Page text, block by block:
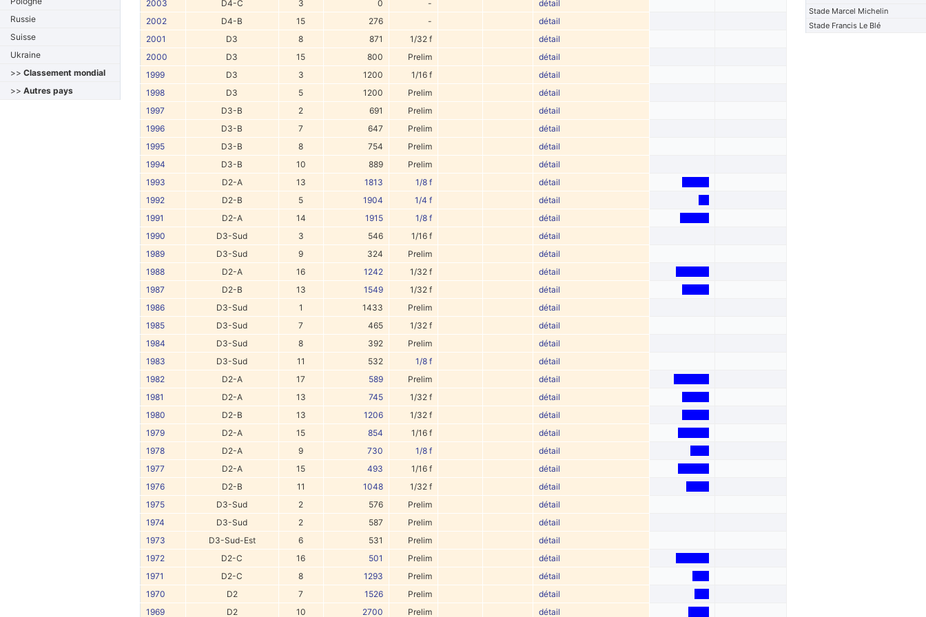
Russie
Suisse
Ukraine
>> Classement mondial
>> Autres pays
2003 D4-C 3 0 -
détail
2002
D4-B 15 276 -
détail
2001
D3 8 871 1/32 f
détail
2000
D3 15 800 Prelim
détail
1999
D3 3 1200 1/16 f
détail
1998
D3 5 1200 Prelim
détail
1997
D3-B 2 691 Prelim
détail
1996
D3-B 7 647 Prelim
détail
1995
D3-B 8 754 Prelim
détail
1994
D3-B 10 889 Prelim
détail
1993
D2-A 13 1813 1/8 f
détail
1992
D2-B 5 1904 1/4 f
détail
1991
D2-A 14 1915 1/8 f
détail
1990
D3-Sud 3 546 1/16 f
détail
1989
D3-Sud 9 324 Prelim
détail
1988
D2-A 16 1242 1/32 f
détail
1987
D2-B 13 1549 1/32 f
détail
1986
D3-Sud 1 1433 Prelim
détail
1985
D3-Sud 7 465 1/32 f
détail
1984
D3-Sud 8 392 Prelim
détail
1983
D3-Sud 11 532 1/8 f
détail
1982
D2-A 17 589 Prelim
détail
1981
D2-A 13 745 1/32 f
détail
1980
D2-B 13 1206 1/32 f
détail
1979
D2-A 15 854 1/16 f
détail
1978
D2-A 9 730 1/8 f
détail
1977
D2-A 15 493 1/16 f
détail
1976
D2-B 11 1048 1/32 f
détail
1975
D3-Sud 2 576 Prelim
détail
1974
D3-Sud 2 587 Prelim
détail
1973
D3-Sud-Est 6 531 Prelim
détail
1972
D2-C 16 501 Prelim
détail
1971
D2-C 8 1293 Prelim
détail
1970
D2 7 1526 Prelim
détail
1969
D2 10 2700 Prelim détail
Stade Marcel Michelin
Stade Francis Le Blé